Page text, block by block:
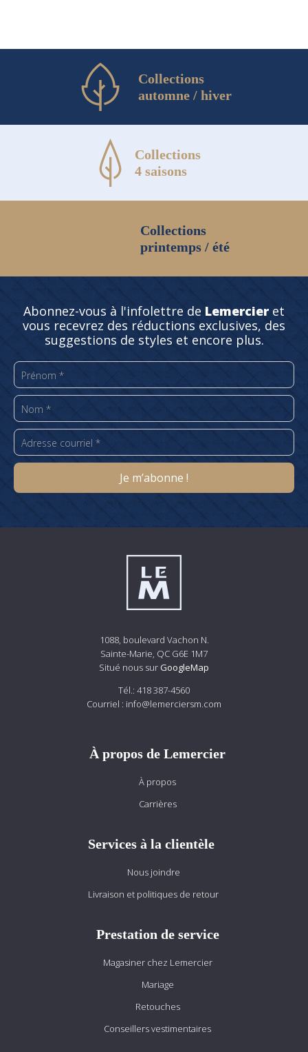
Collections
automne / hiver
Collections
4 saisons
Collections
printemps / été
Abonnez-vous à l'infolettre de Lemercier et
vous recevrez des réductions exclusives, des
suggestions de styles et encore plus.
1088, boulevard Vachon N.
Sainte-Marie, QC G6E 1M7
Situé nous sur GoogleMap
Tél.: 418 387-4560
Courriel : info@lemerciersm.com
À propos de Lemercier
À propos
Carrières
Services à la clientèle
Nous joindre
Livraison et politiques de retour
Prestation de service
Magasiner chez Lemercier
Mariage
Retouches
Conseillers vestimentaires